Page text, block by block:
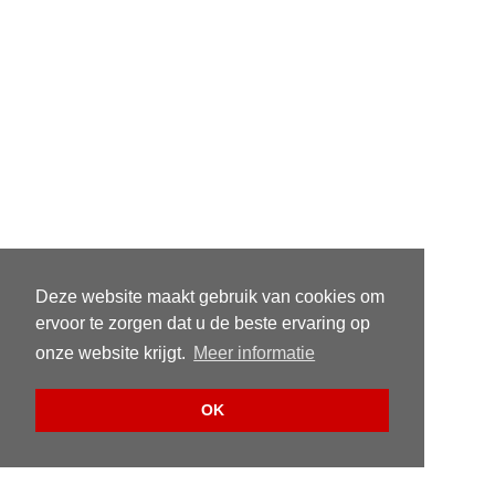
Deze website maakt gebruik van cookies om
ervoor te zorgen dat u de beste ervaring op
onze website krijgt. Meer informatie
OK